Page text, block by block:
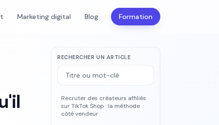
Marketing digital Blog Formation
RECHERCHER UN ARTICLE
Recruter des créateurs affiliés
sur TikTok Shop : la méthode
côté vendeur